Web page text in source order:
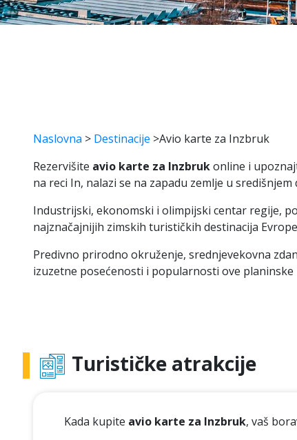
Naslovna > Destinacije >Avio karte za Inzbruk
Rezervišite avio karte za Inzbrukonline i
na reci In, nalazi se na zapadu zemlje u središnjem
Industrijski, ekonomski i olimpijski centar regije,
najznačajnijih zimskih turističkih destinacija
Predivno prirodno okruženje, srednjevekovna
izuzetne posećenosti i popularnosti ove planinske
Turističke atrakcije
Kada kupite avio karte za Inzbruk, vaš